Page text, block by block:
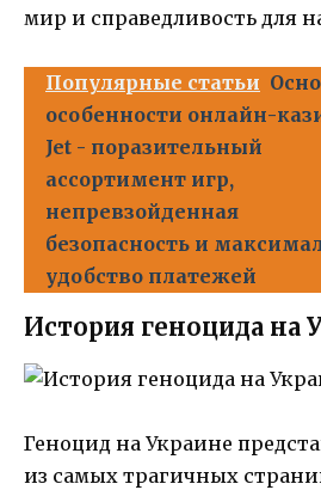
мир и справедливость для
Популярные статьи
особенности онлайн-
Jet - поразительный
ассортимент игр,
непревзойденная
безопасность и
удобство платежей
История геноцида на
Геноцид на Украине
из самых трагичных